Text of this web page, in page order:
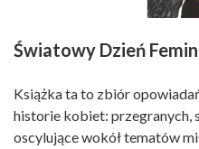
Światowy Dzień
Książka ta to zbiór
historie kobiet: przegranych,
oscylujące wokół tematów